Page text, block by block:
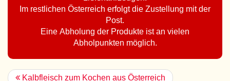
Im restlichen Österreich erfolgt die Zustellung mit der
Post.
Eine Abholung der Produkte ist an vielen
Abholpunkten möglich.
Kalbfleisch zum Kochen aus Österreich